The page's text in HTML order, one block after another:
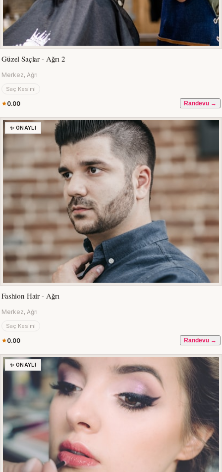
Güzel Saçlar - Ağrı 2
Merkez, Ağrı
Saç Kesimi
0.00 Randevu →
✨ ONAYLI
Fashion Hair - Ağrı
Merkez, Ağrı
Saç Kesimi
0.00 Randevu →
✨ ONAYLI